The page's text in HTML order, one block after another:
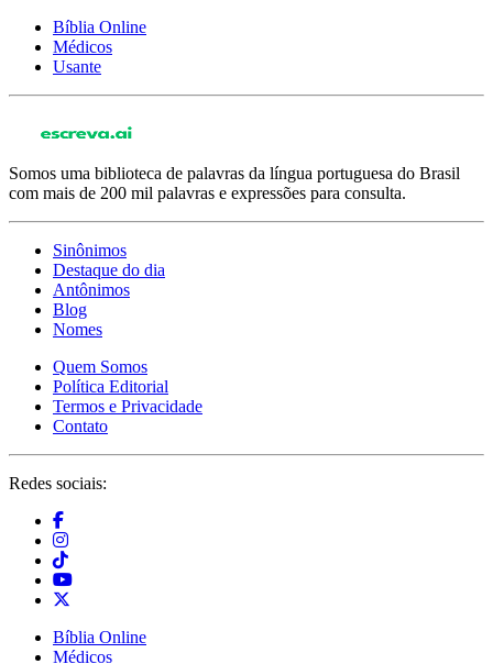
Bíblia Online
Médicos
Usante
Somos uma biblioteca de palavras da língua portuguesa do Brasil
com mais de 200 mil palavras e expressões para consulta.
Sinônimos
Destaque do dia
Antônimos
Blog
Nomes
Quem Somos
Política Editorial
Termos e Privacidade
Contato
Redes sociais:
Bíblia Online
Médicos